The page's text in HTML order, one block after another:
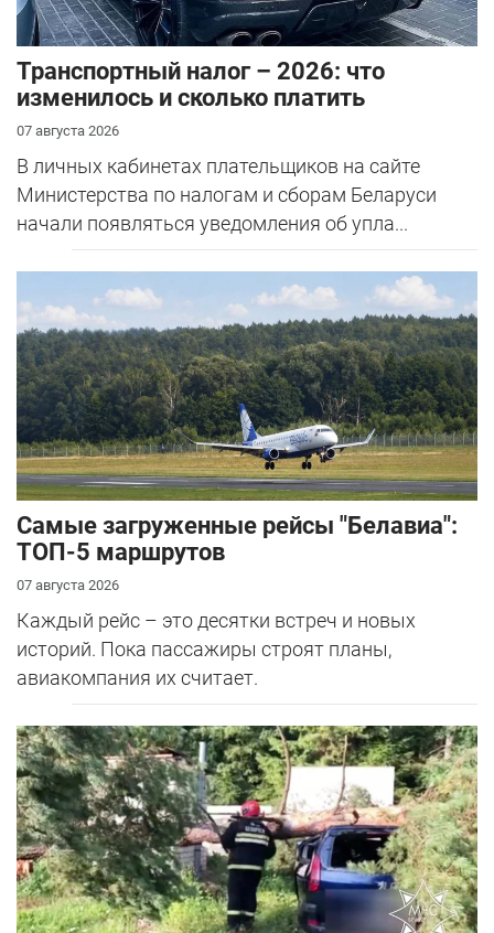
Транспортный налог – 2026: что
изменилось и сколько платить
07 августа 2026
В личных кабинетах плательщиков на сайте
Министерства по налогам и сборам Беларуси
начали появляться уведомления об упла...
Самые загруженные рейсы "Белавиа":
ТОП-5 маршрутов
07 августа 2026
Каждый рейс – это десятки встреч и новых
историй. Пока пассажиры строят планы,
авиакомпания их считает.